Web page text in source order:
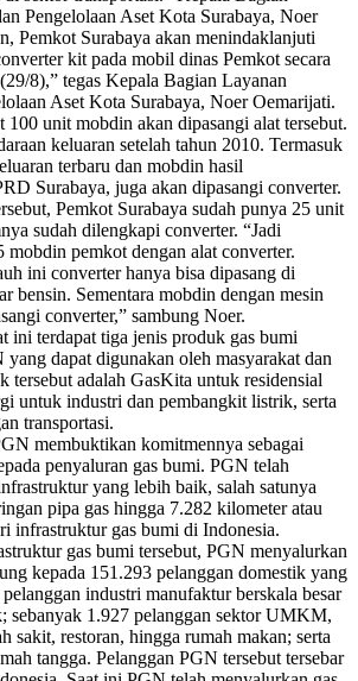
Pengelolaan Aset Kota Surabaya, Noer
Pemkot Surabaya akan menindaklanjuti
kit pada mobil dinas Pemkot secara
8),” tegas Kepala Bagian Layanan
Aset Kota Surabaya, Noer Oemarijati.
100 unit mobdin akan dipasangi alat tersebut.
keluaran setelah tahun 2010. Termasuk
terbaru dan mobdin hasil
Surabaya, juga akan dipasangi converter.
Pemkot Surabaya sudah punya 25 unit
sudah dilengkapi converter. “Jadi
mobdin pemkot dengan alat converter.
ini converter hanya bisa dipasang di
bensin. Sementara mobdin dengan mesin
converter,” sambung Noer.
ini terdapat tiga jenis produk gas bumi
dapat digunakan oleh masyarakat dan
tersebut adalah GasKita untuk residensial
untuk industri dan pembangkit listrik, serta
transportasi.
membuktikan komitmennya sebagai
penyaluran gas bumi. PGN telah
yang lebih baik, salah satunya
pipa gas hingga 7.282 kilometer atau
infrastruktur gas bumi di Indonesia.
gas bumi tersebut, PGN menyalurkan
kepada 151.293 pelanggan domestik yang
industri manufaktur berskala besar
sebanyak 1.927 pelanggan sektor UMKM,
sakit, restoran, hingga rumah makan; serta
tangga. Pelanggan PGN tersebut tersebar